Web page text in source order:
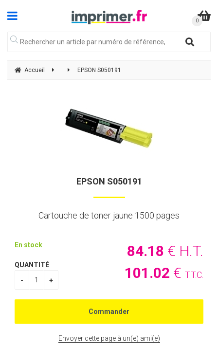
Accueil EPSON S050191
EPSON S050191
Cartouche de toner jaune 1500 pages
84.18 € H.T.
101 .02 € T.T.C.
En stock
QUANTITÉ
Envoyer cette page à un(e) ami(e)